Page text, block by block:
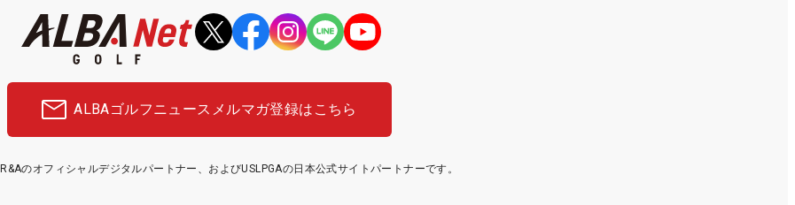
ALBAゴルフニュース メルマガ登録はこちら
のオフィシャルデジタルパートナー、およびUSLPGAの日本公式サイトパートナーです。